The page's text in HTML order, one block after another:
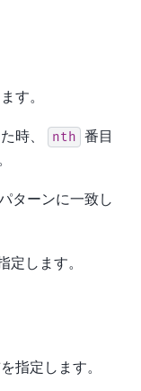
す。
時、 nth 番目
ターンに一致し
します。
指定します。